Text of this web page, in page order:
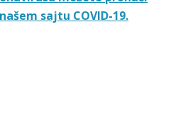
sajtu COVID-19.